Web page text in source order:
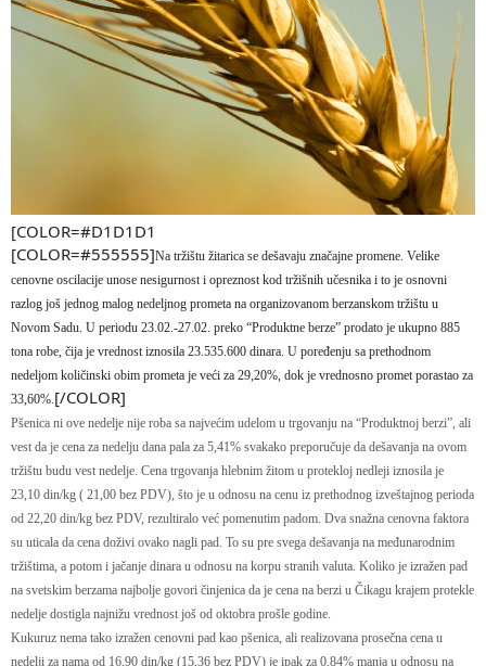
[COLOR=#D1D1D1
[COLOR=#555555]Na tržištu žitarica se dešavaju značajne promene. Velike
cenovne oscilacije unose nesigurnost i opreznost kod tržišnih učesnika i to je osnovni
razlog još jednog malog nedeljnog prometa na organizovanom berzanskom tržištu u
Novom Sadu. U periodu 23.02.-27.02. preko “Produktne berze” prodato je ukupno 885
tona robe, čija je vrednost iznosila 23.535.600 dinara. U poređenju sa prethodnom
nedeljom količinski obim prometa je veći za 29,20%, dok je vrednosno promet porastao za
33,60%.[/COLOR]
Pšenica ni ove nedelje nije roba sa najvećim udelom u trgovanju na “Produktnoj berzi”, ali
vest da je cena za nedelju dana pala za 5,41% svakako preporučuje da dešavanja na ovom
tržištu budu vest nedelje. Cena trgovanja hlebnim žitom u protekloj nedleji iznosila je
23,10 din/kg ( 21,00 bez PDV), što je u odnosu na cenu iz prethodnog izveštajnog perioda
od 22,20 din/kg bez PDV, rezultiralo već pomenutim padom. Dva snažna cenovna faktora
su uticala da cena doživi ovako nagli pad. To su pre svega dešavanja na međunarodnim
tržištima, a potom i jačanje dinara u odnosu na korpu stranih valuta. Koliko je izražen pad
na svetskim berzama najbolje govori činjenica da je cena na berzi u Čikagu krajem protekle
nedelje dostigla najnižu vrednost još od oktobra prošle godine.
Kukuruz nema tako izražen cenovni pad kao pšenica, ali realizovana prosečna cena u
nedelji za nama od 16,90 din/kg (15,36 bez PDV) je ipak za 0,84% manja u odnosu na